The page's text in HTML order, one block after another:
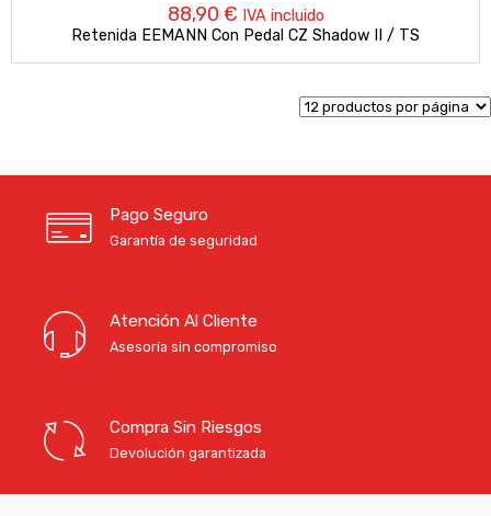
88,90 € IVA incluido
Retenida EEMANN Con Pedal CZ Shadow II / TS
Pago Seguro
Garantía de seguridad
Atención Al Cliente
Asesoría sin compromiso
Compra Sin Riesgos
Devolución garantizada